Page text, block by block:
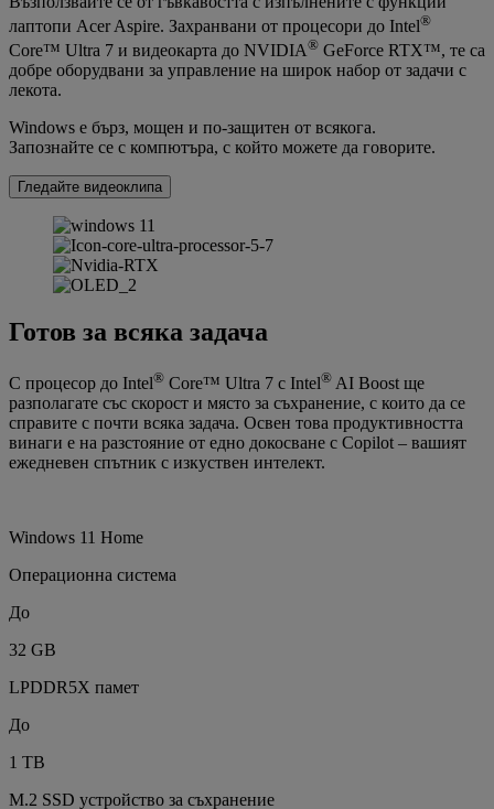
лаптопи Acer Aspire. Захранвани от процесори до Intel®
Core™ Ultra 7 и видеокарта до NVIDIA® GeForce RTX™, те са
добре оборудвани за управление на широк набор от задачи с
лекота.
Windows е бърз, мощен и по-защитен от всякога.
Запознайте се с компютъра, с който можете да говорите.
Гледайте видеоклипа
Готов за всяка задача
С процесор до Intel® Core™ Ultra 7 с Intel® AI Boost ще
разполагате със скорост и място за съхранение, с които да се
справите с почти всяка задача. Освен това продуктивността
винаги е на разстояние от едно докосване с Copilot – вашият
ежедневен спътник с изкуствен интелект.
Windows 11 Home
Операционна система
До
32 GB
LPDDR5X памет
До
1 TB
M.2 SSD устройство за съхранение